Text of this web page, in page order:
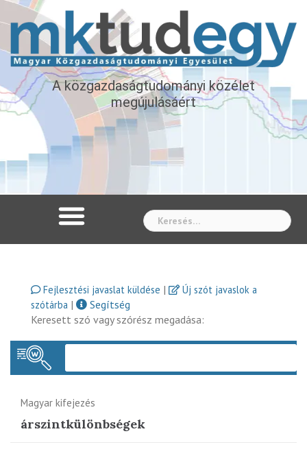
A közgazdaságtudományi közélet
megújulásáért
Fejlesztési javaslat küldése |
Új szót javaslok a
szótárba |
Segítség
Keresett szó vagy szórész megadása:
Magyar kifejezés
árszintkülönbségek